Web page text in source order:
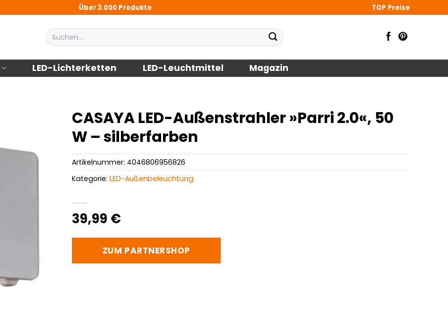
Über 3.000 Produkte TOP Preise
Suchen
nach:
LED-Lichterketten LED-Leuchtmittel Magazin
CASAYA LED-Außenstrahler »Parri 2.0«, 50
W – silberfarben
39,99 €
ZUM PARTNERSHOP
Artikelnummer: 4046806956826
Kategorie:LED-Außenbeleuchtung